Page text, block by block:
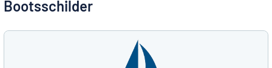
Das Gesuchte nicht gefunden?
Bootsschilder